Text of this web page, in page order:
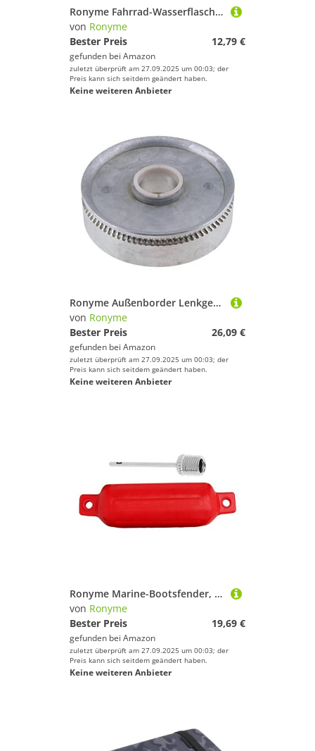
Ronyme Fahrrad-Wasserflaschenhalter, Fahrrad-Getränkehalter, einfache Installation, unterstützt Wasserflaschenhalter für Reisedosen, Getränke, Klapprad, Dunkelgrün
von Ronyme
Bester Preis
12,79 €
gefunden bei Amazon
zuletzt überprüft am 27.09.2025 um 00:03; der
Preis kann sich seitdem geändert haben.
Keine weiteren Anbieter
Ronyme Außenborder Lenkgetriebe für Die Rotationslenkung
von Ronyme
Bester Preis
26,09 €
gefunden bei Amazon
zuletzt überprüft am 27.09.2025 um 00:03; der
Preis kann sich seitdem geändert haben.
Keine weiteren Anbieter
Ronyme Marine-Bootsfender, Bootsfender-Stoßstangenschutz mit Nadeln, Bootsstoßstangen für Fischerboote, Segelboote, Rot
von Ronyme
Bester Preis
19,69 €
gefunden bei Amazon
zuletzt überprüft am 27.09.2025 um 00:03; der
Preis kann sich seitdem geändert haben.
Keine weiteren Anbieter